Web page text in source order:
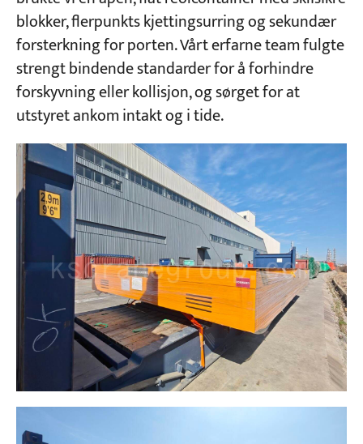
blokker, flerpunkts kjettingsurring og sekundær
forsterkning for porten. Vårt erfarne team fulgte
strengt bindende standarder for å forhindre
forskyvning eller kollisjon, og sørget for at
utstyret ankom intakt og i tide.